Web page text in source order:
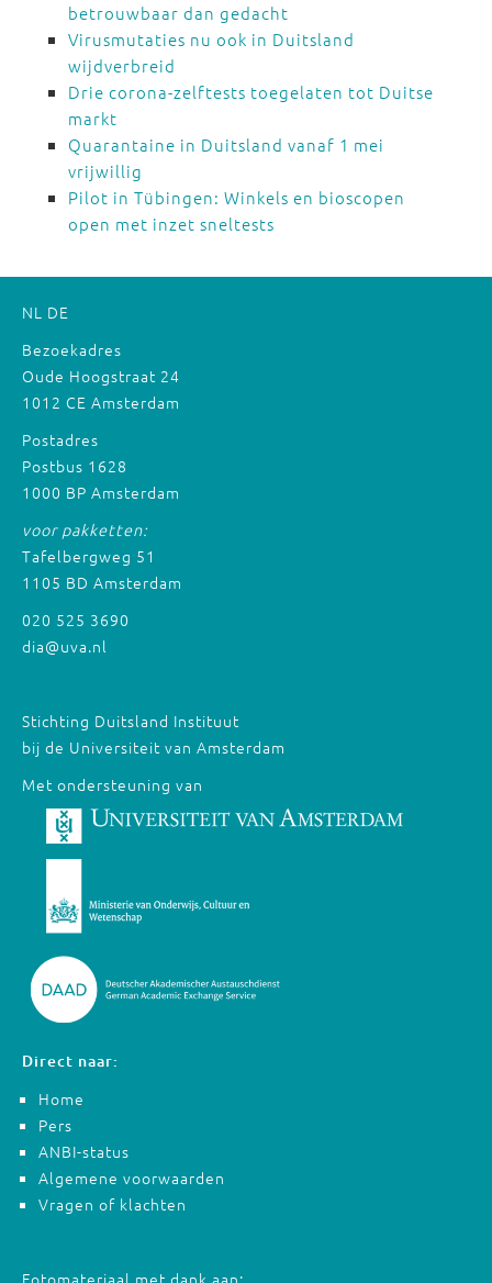
betrouwbaar dan gedacht
Virusmutaties nu ook in Duitsland
wijdverbreid
Drie corona-zelftests toegelaten tot Duitse
markt
Quarantaine in Duitsland vanaf 1 mei
vrijwillig
Pilot in Tübingen: Winkels en bioscopen
open met inzet sneltests
NL DE
Bezoekadres
Oude Hoogstraat 24
1012 CE Amsterdam
Postadres
Postbus 1628
1000 BP Amsterdam
voor pakketten:
Tafelbergweg 51
1105 BD Amsterdam
020 525 3690
dia@uva.nl
Stichting Duitsland Instituut
bij de Universiteit van Amsterdam
Met ondersteuning van
Direct naar:
Home
Pers
ANBI-status
Algemene voorwaarden
Vragen of klachten
Fotomateriaal met dank aan: